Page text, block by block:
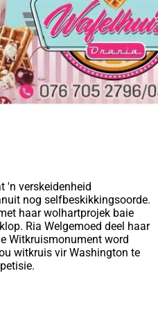
'n verskeidenheid
nog selfbeskikkingsoorde.
haar wolhartprojek baie
Ria Welgemoed deel haar
Witkruismonument word
witkruis vir Washington te